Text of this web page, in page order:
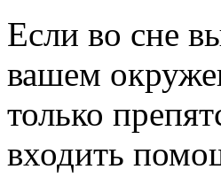
Если во сне
вашем
только
входить